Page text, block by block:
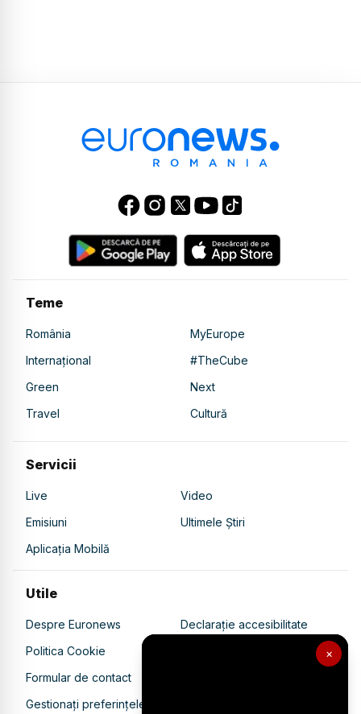
×
Teme
România
MyEurope
Internațional
#TheCube
Green
Next
Travel
Cultură
Servicii
Live
Video
Emisiuni
Ultimele Știri
Aplicația Mobilă
Utile
Despre Euronews
Declarație accesibilitate
Politica Cookie
Politica de confidențialitate
Formular de contact
Gestionați preferințele